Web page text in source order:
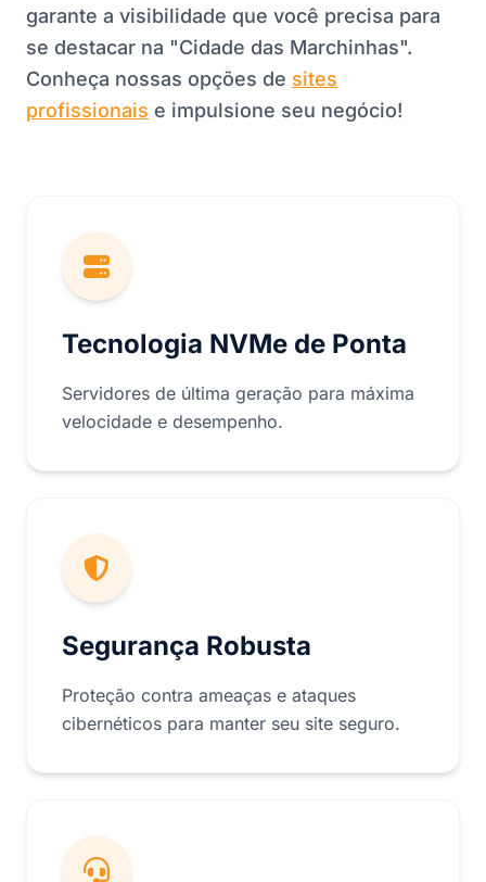
garante a visibilidade que você precisa para
se destacar na "Cidade das Marchinhas".
Conheça nossas opções de sites
profissionais e impulsione seu negócio!
Tecnologia NVMe de Ponta
Servidores de última geração para máxima
velocidade e desempenho.
Segurança Robusta
Proteção contra ameaças e ataques
cibernéticos para manter seu site seguro.